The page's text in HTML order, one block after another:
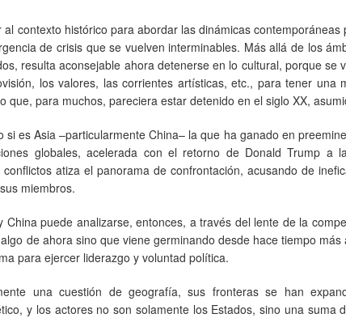
contexto histórico para abordar las dinámicas contemporáneas
de crisis que se vuelven interminables. Más allá de los
resulta aconsejable ahora detenerse en lo cultural, porque se
los valores, las corrientes artísticas, etc., para tener una
que, para muchos, pareciera estar detenido en el siglo XX,
es Asia –particularmente China– la que ha ganado en
globales, acelerada con el retorno de Donald Trump a
atiza el panorama de confrontación, acusando de
miembros.
China puede analizarse, entonces, a través del lente de la
de ahora sino que viene germinando desde hace tiempo
para ejercer liderazgo y voluntad política.
una cuestión de geografía, sus fronteras se han
y los actores no son solamente los Estados, sino una suma